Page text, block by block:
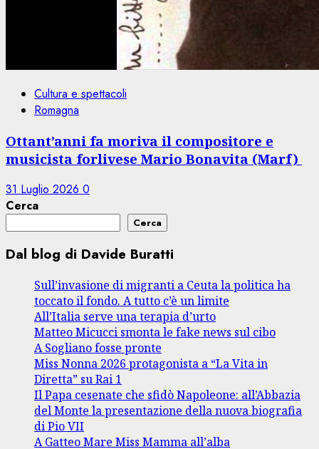
Cultura e spettacoli
Romagna
Ottant’anni fa moriva il compositore e
musicista forlivese Mario Bonavita (Marf)
31 Luglio 2026 0
Cerca
Cerca
Dal blog di Davide Buratti
Sull’invasione di migranti a Ceuta la politica ha
toccato il fondo. A tutto c’è un limite
All’Italia serve una terapia d’urto
Matteo Micucci smonta le fake news sul cibo
A Sogliano fosse pronte
Miss Nonna 2026 protagonista a “La Vita in
Diretta” su Rai 1
Il Papa cesenate che sfidò Napoleone: all’Abbazia
del Monte la presentazione della nuova biografia
di Pio VII
A Gatteo Mare Miss Mamma all’alba